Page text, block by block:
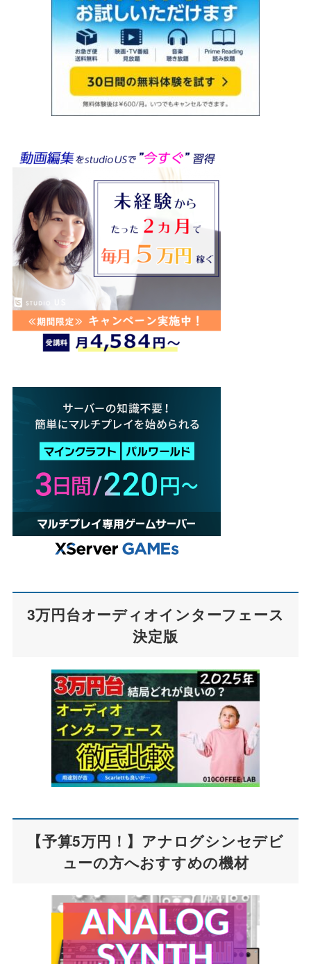
3万円台オーディオインターフェース
決定版
【予算5万円！】アナログシンセデビ
ューの方へおすすめの機材